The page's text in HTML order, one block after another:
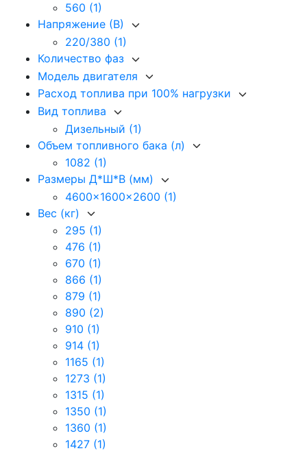
560 (1)
Напряжение (В)
220/380 (1)
Количество фаз
Модель двигателя
Расход топлива при 100% нагрузки
Вид топлива
Дизельный (1)
Объем топливного бака (л)
1082 (1)
Размеры Д*Ш*В (мм)
4600x1600x2600 (1)
Вес (кг)
295 (1)
476 (1)
670 (1)
866 (1)
879 (1)
890 (2)
910 (1)
914 (1)
1165 (1)
1273 (1)
1315 (1)
1350 (1)
1360 (1)
1427 (1)